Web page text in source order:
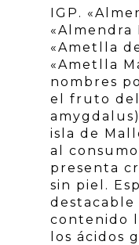
IGP.
«Almendra
«Ametlla
«Ametlla
nombres
el fruto
isla de
al
presenta
sin piel.
destacable
contenido
los ácidos